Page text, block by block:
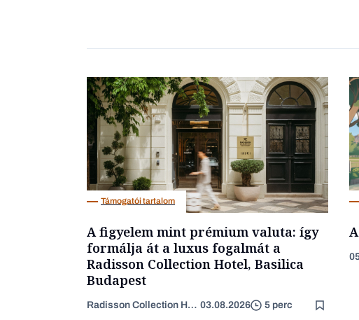
Támogatói tartalom
A figyelem mint prémium valuta: így
formálja át a luxus fogalmát a
Radisson Collection Hotel, Basilica
Budapest
Radisson Collection Hotel 03.08.2026 5 perc